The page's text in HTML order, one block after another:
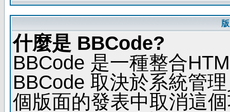
什麼是 BBCode?
BBCode 是一種整合
BBCode 取決於系統管
個版面的發表中取消這